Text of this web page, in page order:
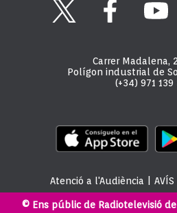
Carrer Madalena,
Polígon industrial de
(+34) 971 139
Atenció a l'Audiència AVÍS
© Ens públic de Radiotelevisió